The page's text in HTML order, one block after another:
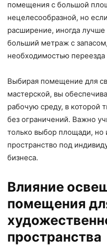
помещения с большой
нецелесообразной, но
расширение, иногда лучше
больший метраж с
необходимостью
Выбирая помещение для
мастерской, вы
рабочую среду, в которой
без ограничений. Важно
только выбор площади, но
пространство под
бизнеса.
Влияние
помещения
пространства